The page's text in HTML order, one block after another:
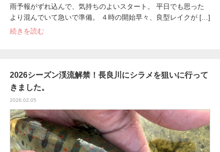
雨予報がずれ込んで、気持ちのよいスタート。 平日でも思った
より混んでいて急いで準備。 ４時の開始早々、良型レイクが […]
続きを読む
2026シーズン渓流解禁！長良川にシラメを狙いに行って
きました。
2026.02.05